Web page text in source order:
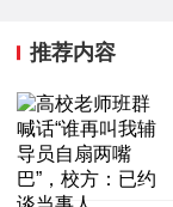
推荐内容